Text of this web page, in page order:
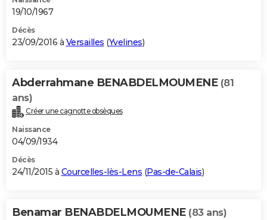
19/10/1967
Décès
23/09/2016 à Versailles (Yvelines)
Abderrahmane BENABDELMOUMENE (81
ans)
Créer une cagnotte obsèques
Naissance
04/09/1934
Décès
24/11/2015 à Courcelles-lès-Lens (Pas-de-Calais)
Benamar BENABDELMOUMENE (83 ans)